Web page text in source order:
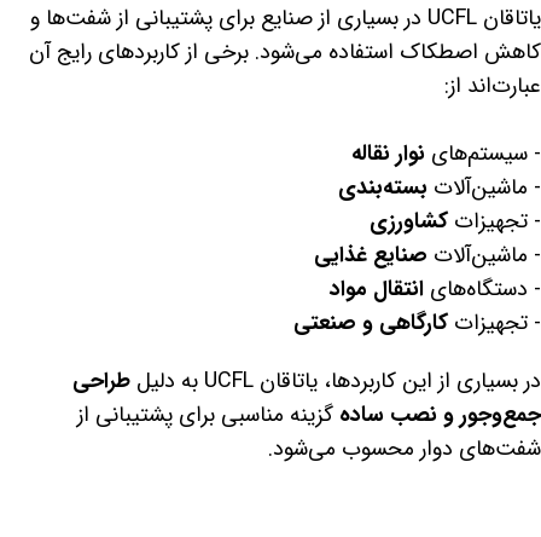
یاتاقان UCFL در بسیاری از صنایع برای پشتیبانی از شفت‌ها و
کاهش اصطکاک استفاده می‌شود. برخی از کاربردهای رایج آن
عبارت‌اند از:
- سیستم‌های نوار نقاله
- ماشین‌آلات بسته‌بندی
- تجهیزاتکشاورزی
- ماشین‌آلات صنایع غذایی
- دستگاه‌هایانتقال مواد
- تجهیزاتکارگاهی و صنعتی
در بسیاری از این کاربردها، یاتاقان UCFL به دلیل
طراحی
جمع‌وجور و نصب ساده گزینه مناسبی برای پشتیبانی از
شفت‌های دوار محسوب می‌شود.